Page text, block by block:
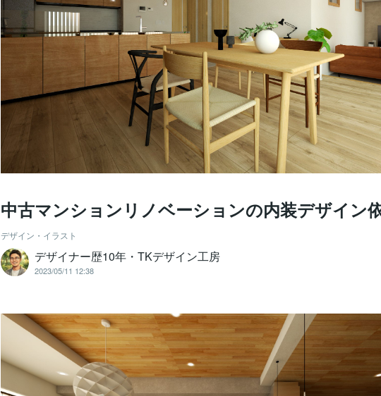
中古マンションリノベーションの内装デザイン
デザイン・イラスト
デザイナー歴10年・TKデザイン工房
2023/05/11 12:38